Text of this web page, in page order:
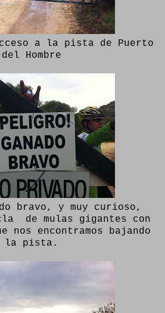
a la pista de Puerto
del Hombre
bravo, y muy curioso,
de mulas gigantes con
nos encontramos bajando
la pista.